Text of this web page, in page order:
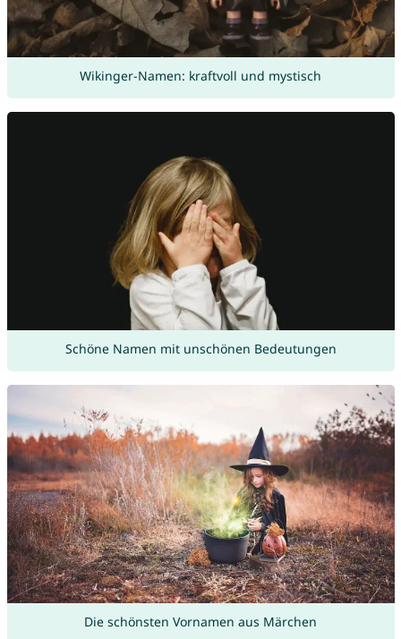
Wikinger-Namen: kraftvoll und mystisch
Schöne Namen mit unschönen Bedeutungen
Die schönsten Vornamen aus Märchen